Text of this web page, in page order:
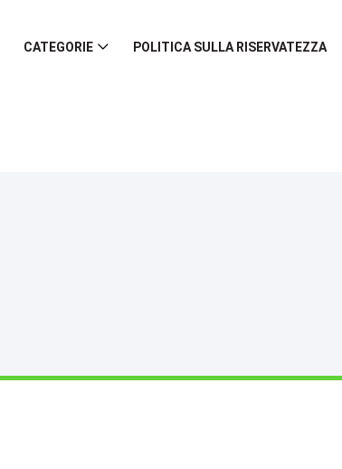
CATEGORIE POLITICA SULLA RISERVATEZZA